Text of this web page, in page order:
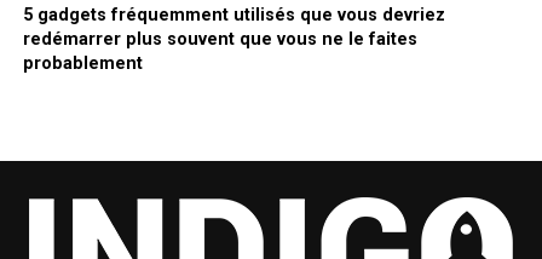
5 gadgets fréquemment utilisés que vous devriez
redémarrer plus souvent que vous ne le faites
probablement